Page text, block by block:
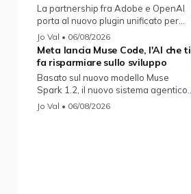
La partnership fra Adobe e OpenAI
porta al nuovo plugin unificato per...
Jo Val • 06/08/2026
Meta lancia Muse Code, l'AI che ti
fa risparmiare sullo sviluppo
Basato sul nuovo modello Muse
Spark 1.2, il nuovo sistema agentico
fun...
Jo Val • 06/08/2026